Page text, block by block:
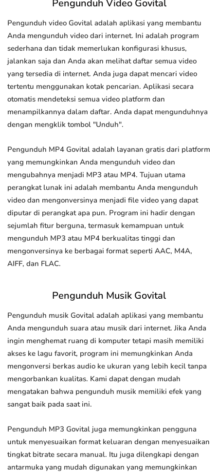
Pengunduh Video Govital
Pengunduh video Govital adalah aplikasi yang membantu
Anda mengunduh video dari internet. Ini adalah program
sederhana dan tidak memerlukan konfigurasi khusus,
jalankan saja dan Anda akan melihat daftar semua video
yang tersedia di internet. Anda juga dapat mencari video
tertentu menggunakan kotak pencarian. Aplikasi secara
otomatis mendeteksi semua video platform dan
menampilkannya dalam daftar. Anda dapat mengunduhnya
dengan mengklik tombol "Unduh".
Pengunduh MP4 Govital adalah layanan gratis dari platform
yang memungkinkan Anda mengunduh video dan
mengubahnya menjadi MP3 atau MP4. Tujuan utama
perangkat lunak ini adalah membantu Anda mengunduh
video dan mengonversinya menjadi file video yang dapat
diputar di perangkat apa pun. Program ini hadir dengan
sejumlah fitur berguna, termasuk kemampuan untuk
mengunduh MP3 atau MP4 berkualitas tinggi dan
mengonversinya ke berbagai format seperti AAC, M4A,
AIFF, dan FLAC.
Pengunduh Musik Govital
Pengunduh musik Govital adalah aplikasi yang membantu
Anda mengunduh suara atau musik dari internet. Jika Anda
ingin menghemat ruang di komputer tetapi masih memiliki
akses ke lagu favorit, program ini memungkinkan Anda
mengonversi berkas audio ke ukuran yang lebih kecil tanpa
mengorbankan kualitas. Kami dapat dengan mudah
mengatakan bahwa pengunduh musik memiliki efek yang
sangat baik pada saat ini.
Pengunduh MP3 Govital juga memungkinkan pengguna
untuk menyesuaikan format keluaran dengan menyesuaikan
tingkat bitrate secara manual. Itu juga dilengkapi dengan
antarmuka yang mudah digunakan yang memungkinkan